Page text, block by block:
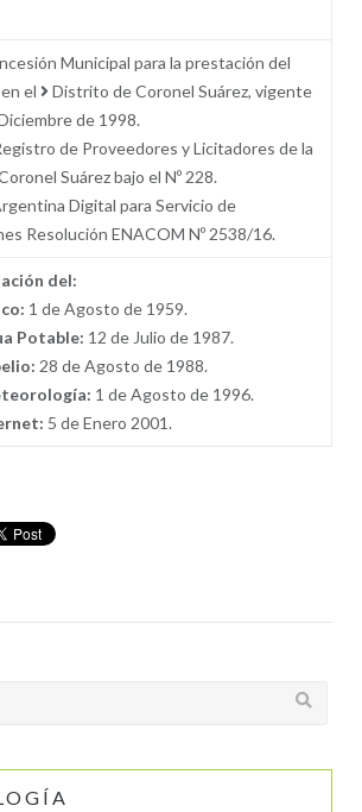
Municipal para la prestación del
el
Distrito de Coronel Suárez, vigente
de 1998.
de Proveedores y Licitadores de la
Suárez bajo el Nº 228.
Digital para Servicio de
Resolución ENACOM Nº 2538/16.
del:
1 de Agosto de 1959.
Potable: 12 de Julio de 1987.
28 de Agosto de 1988.
1 de Agosto de 1996.
5 de Enero 2001.